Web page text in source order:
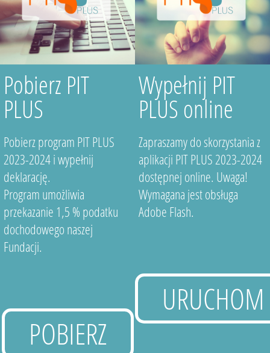
Pobierz PIT
PLUS
Pobierz program PIT PLUS
2023-2024 i wypełnij
deklarację.
Program umożliwia
przekazanie 1,5 % podatku
dochodowego naszej
Fundacji.
POBIERZ
Wypełnij PIT
PLUS online
Zapraszamy do skorzystania z
aplikacji PIT PLUS 2023-2024
dostępnej online. Uwaga!
Wymagana jest obsługa
Adobe Flash.
URUCHOM